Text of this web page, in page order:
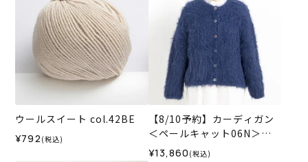
ウールスイート col.42BE
¥792 (税込)
【8/10予約】カーディガン
＜ペールキャット06N＞
（編み物 材料セット）
¥13,860 (税込)